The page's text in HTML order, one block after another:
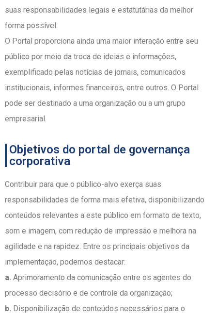
suas responsabilidades legais e estatutárias da melhor
forma possível.
O Portal proporciona ainda uma maior interação entre seu
público por meio da troca de ideias e informações,
exemplificado pelas notícias de jornais, comunicados
institucionais, informes financeiros, entre outros. O Portal
pode ser destinado a uma organização ou a um grupo
empresarial.
Objetivos do portal de governança
corporativa
Contribuir para que o público-alvo exerça suas
responsabilidades de forma mais efetiva, disponibilizando
conteúdos relevantes a este público em formato de texto,
som e imagem, com redução de impressão e melhora na
agilidade e na rapidez. Entre os principais objetivos da
implementação, podemos destacar:
a. Aprimoramento da comunicação entre os agentes do
processo decisório e de controle da organização;
b. Disponibilização de conteúdos necessários para o